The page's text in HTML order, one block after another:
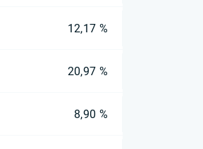
12,17 %
20,97 %
8,90 %